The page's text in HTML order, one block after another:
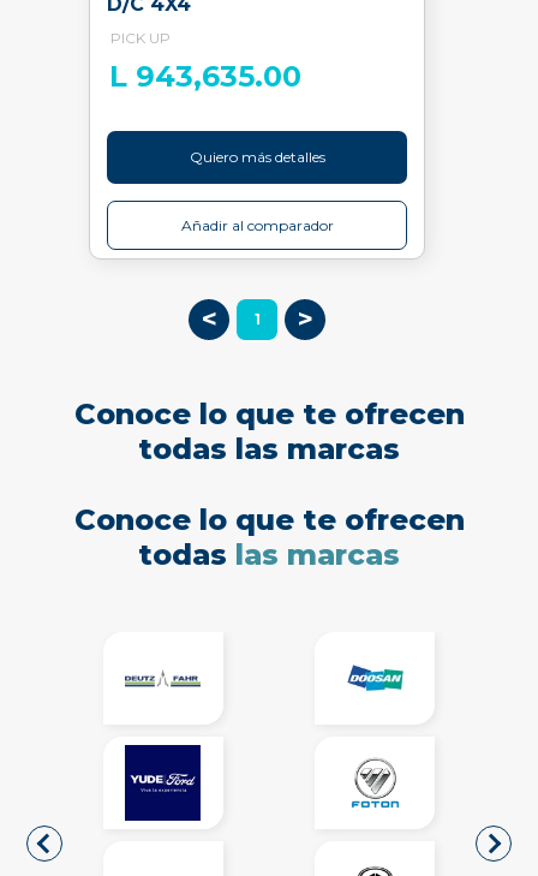
PICK UP
L 943,635.00
Quiero más detalles
Añadir al comparador
< 1 >
Conoce lo que te ofrecen
todas las marcas
Conoce lo que te ofrecen
todas las marcas